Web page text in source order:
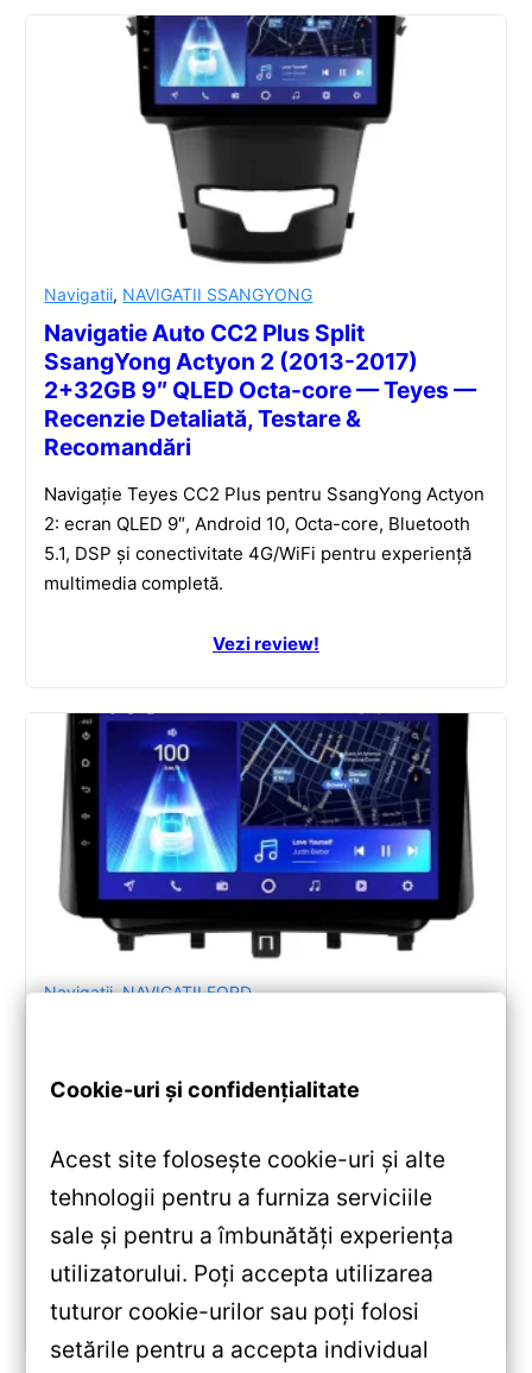
Navigatii, NAVIGATII SSANGYONG
Navigatie Auto CC2 Plus Split
SsangYong Actyon 2 (2013-2017)
2+32GB 9″ QLED Octa-core — Teyes —
Recenzie Detaliată, Testare &
Recomandări
Navigație Teyes CC2 Plus pentru SsangYong Actyon
2: ecran QLED 9″, Android 10, Octa-core, Bluetooth
5.1, DSP și conectivitate 4G/WiFi pentru experiență
multimedia completă.
Vezi review!
Navigatii,NAVIGATII FORD
2+32GB 9-inch QLED Octa-core 1.8Ghz
Recomandări
Recenzie completă a Teyes CC2 Plus pentru Ford
Tourneo Custom: ecran QLED 9-inch, Android 10,
Octa-core 1.8GHz, DSP 5.1, 4G/WiFi și Bluetooth 5.1.
Vezi review!
Cookie-uri și confidențialitate
Acest site folosește cookie-uri și alte
tehnologii pentru a furniza serviciile
sale și pentru a îmbunătăți experiența
utilizatorului. Poți accepta utilizarea
tuturor cookie-urilor sau poți folosi
setările pentru a accepta individual